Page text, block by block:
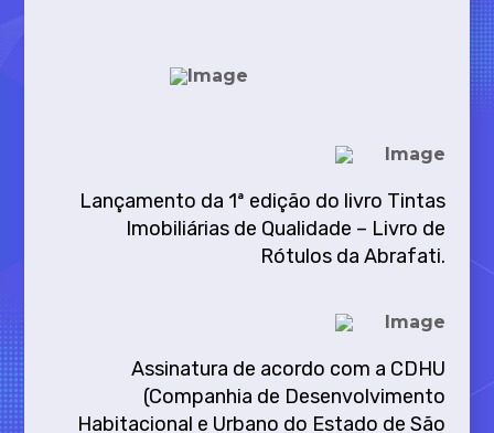
Lançamento da 1ª edição do livro Tintas
Imobiliárias de Qualidade – Livro de
Rótulos da Abrafati.
Assinatura de acordo com a CDHU
(Companhia de Desenvolvimento
Habitacional e Urbano do Estado de São